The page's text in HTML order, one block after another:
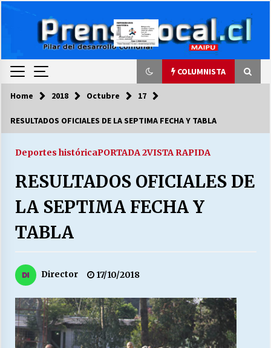
COLUMNISTA
COLUMNISTA
cuándo van a bajar?
HISTORIA
27/07/2026
MUNICIPALIDAD, TRABAJADORES, CLIMA
LABORAL:
13/07/2026
Home 2018 Octubre 17
RESULTADOS OFICIALES DE LA SEPTIMA FECHA Y TABLA
Deportes históricaPORTADA 2VISTA RAPIDA
RESULTADOS OFICIALES DE
LA SEPTIMA FECHA Y
TABLA
Director 17/10/2018